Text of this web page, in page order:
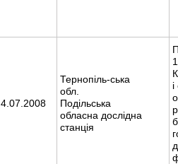
4.07.2008
Тернопіль-ська
обл.
Подільська
обласна дослідна
станція